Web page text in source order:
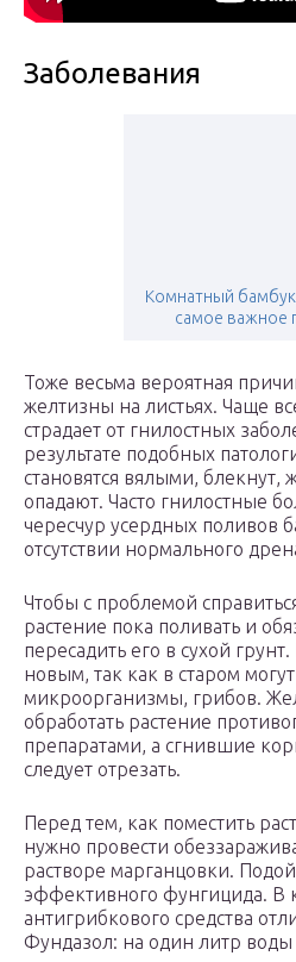
Заболевания
Комнатный
самое важное
Тоже весьма вероятная
желтизны на листьях. Чаще
страдает от гнилостных
результате подобных
становятся вялыми, блекнут,
опадают. Часто гнилостные
чересчур усердных поливов
отсутствии нормального
Чтобы с проблемой
растение пока поливать и
пересадить его в сухой
новым, так как в старом
микроорганизмы, грибов.
обработать растение
препаратами, а сгнившие
следует отрезать.
Перед тем, как поместить
нужно провести
растворе марганцовки.
эффективного фунгицида. В
антигрибкового средства
Фундазол: на один литр воды